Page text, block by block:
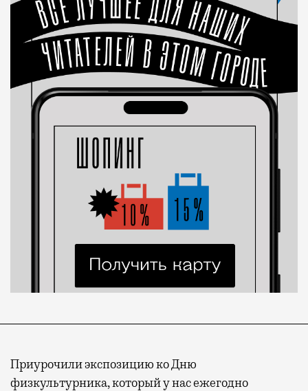
Приурочили экспозицию ко Дню
физкультурника, который у нас ежегодно